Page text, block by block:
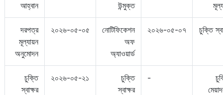
আহ্বান
উন্মুক্ত
দরপত্র
মূল্যায়ন
অনুমোদন
২০২৬-০৫-০৫
নোটিফিকেশন
অফ
অ্যাওয়ার্ড
২০২৬-০৫-০৭ চুক্তি
চুক্তি
স্বাক্ষর
২০২৬-০৫-২১
চুক্তি
স্বাক্ষর
-